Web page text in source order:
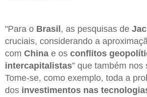
"Para o Brasil , as pesquisas de
cruciais, considerando a
com China e os conflitos
intercapitalistas” que também nos
Tome-se, como exemplo, toda a
dos investimentos nas